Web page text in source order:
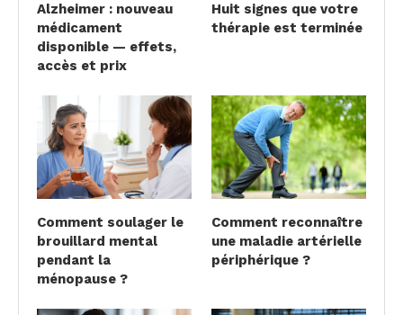
Alzheimer : nouveau
médicament
disponible — effets,
accès et prix
Huit signes que votre
thérapie est terminée
Comment soulager le
brouillard mental
pendant la
ménopause ?
Comment reconnaître
une maladie artérielle
périphérique ?